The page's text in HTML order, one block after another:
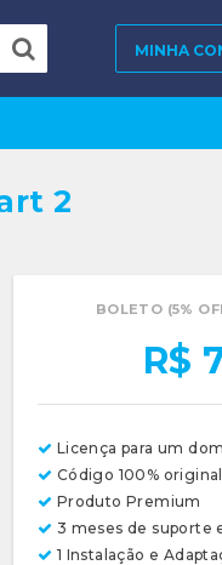
MINHA
2
BOLETO (5%
R$
Licença para um
Código 100% original
Produto Premium
3 meses de suporte
1 Instalação e